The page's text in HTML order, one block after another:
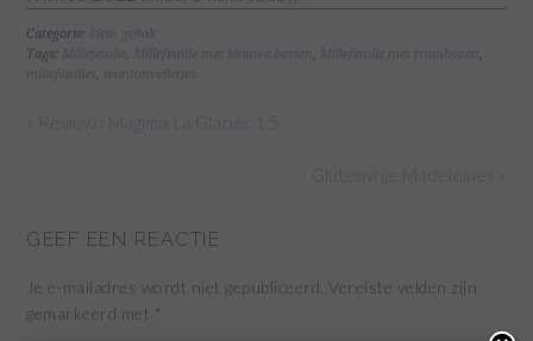
Categorie: klein gebak
Tags:
Millefeuille, Millefeuille met blauwe bessen, Millefeuille met frambozen,
millefeuilles, wontonvelletjes
« Review : Magimix La Glacier 1.5
GEEF EEN REACTIE
Je e-mailadres wordt niet gepubliceerd. Vereiste velden zijn
gemarkeerd met *